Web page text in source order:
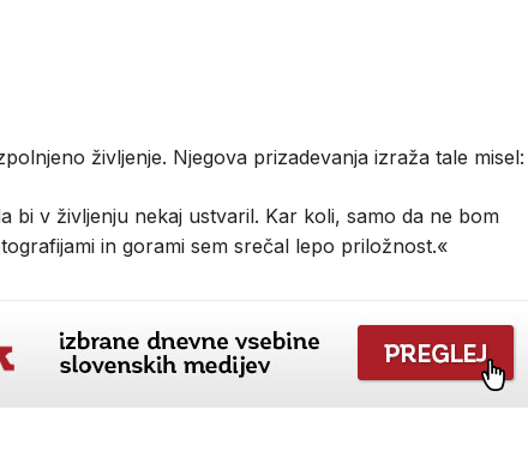
življenje. Njegova prizadevanja izraža tale misel:
bi v življenju nekaj ustvaril. Kar koli, samo da ne bom
in gorami sem srečal lepo priložnost.«